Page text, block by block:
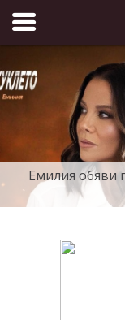
Folk.bg
Емилия обяви